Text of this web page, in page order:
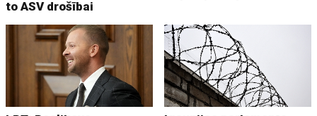
to ASV drošībai